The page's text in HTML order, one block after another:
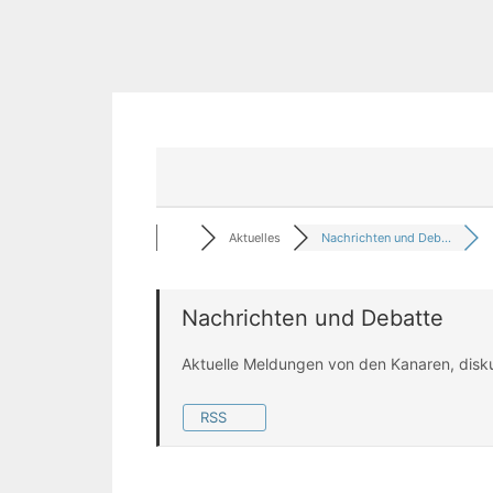
Aktuelles Nachrichten und Deb...
Nachrichten und Debatte
Aktuelle Meldungen von den Kanaren,
RSS